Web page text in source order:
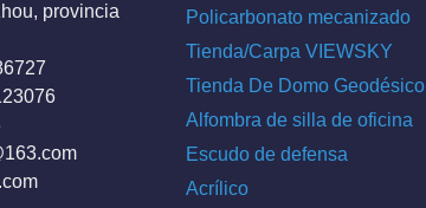
provincia
Policarbonato mecanizado
Tienda/Carpa VIEWSKY
Tienda De Domo Geodésico
Alfombra de silla de oficina
Escudo de defensa
Acrílico